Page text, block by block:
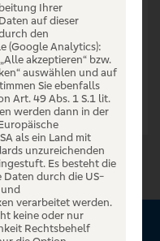
Ihrer
auf dieser
den
(Google Analytics):
akzeptieren“ bzw.
auswählen und auf
Sie ebenfalls
Art. 49 Abs. 1 S.1 lit.
werden dann in der
als ein Land mit
unzureichenden
Es besteht die
Daten durch die US-
verarbeitet werden.
keine oder nur
Rechtsbehelf